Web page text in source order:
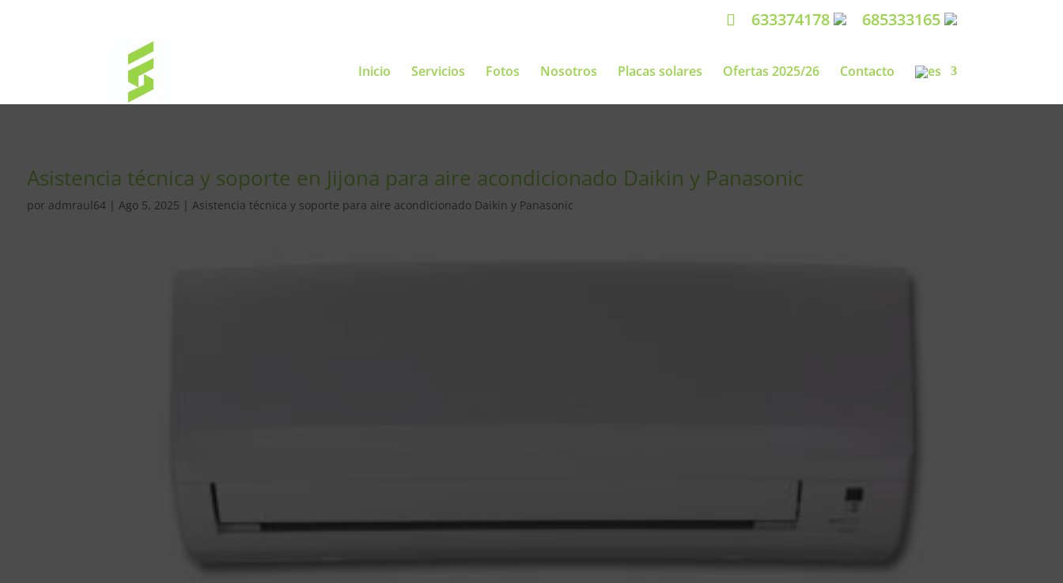
633374178 685333165
Inicio Servicios Fotos Nosotros Placas solares Ofertas 2025/26 Contacto
Asistencia técnica y soporte en Jijona para aire acondicionado Daikin y Panasonic
por admraul64| Ago 5, 2025 | Asistencia técnica y soporte para aire acondicionado Daikin y Panasonic